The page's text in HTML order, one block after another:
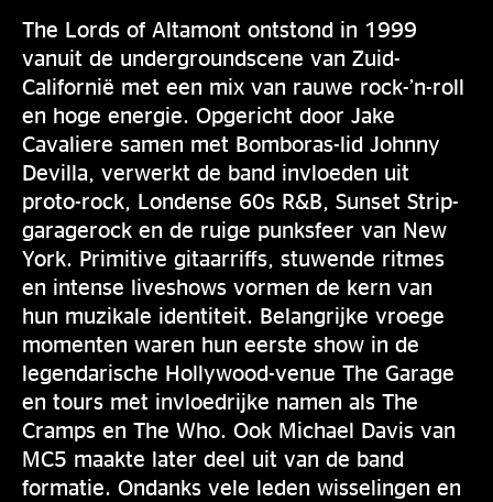
The Lords of Altamont ontstond in 1999
vanuit de undergroundscene van Zuid-
Californië met een mix van rauwe rock-’n-roll
en hoge energie. Opgericht door Jake
Cavaliere samen met Bomboras-lid Johnny
Devilla, verwerkt de band invloeden uit
proto-rock, Londense 60s R&B, Sunset Strip-
garagerock en de ruige punksfeer van New
York. Primitive gitaarriffs, stuwende ritmes
en intense liveshows vormen de kern van
hun muzikale identiteit. Belangrijke vroege
momenten waren hun eerste show in de
legendarische Hollywood-venue The Garage
en tours met invloedrijke namen als The
Cramps en The Who. Ook Michael Davis van
MC5 maakte later deel uit van de band
formatie. Ondanks vele leden wisselingen en